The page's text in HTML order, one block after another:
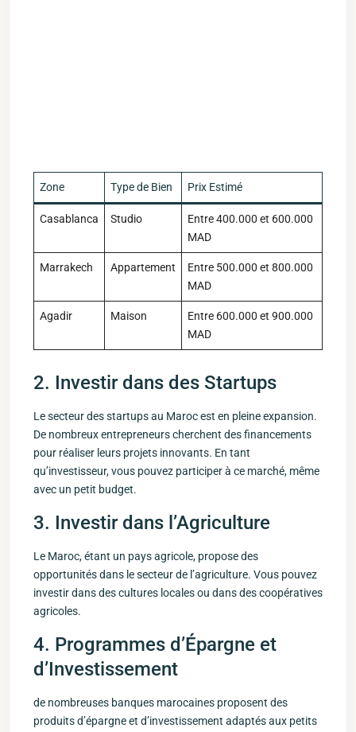
Zone Type de ⁢Bien Prix Estimé
Casablanca Studio
Entre 400.000 et 600.000
MAD
Marrakech Appartement
Entre 500.000 et 800.000
MAD
Agadir Maison
Entre ‌600.000 et 900.000
MAD
2. Investir dans des Startups
Le secteur des startups ‌au Maroc est en pleine expansion.
De nombreux entrepreneurs cherchent des financements
pour réaliser leurs projets‍ innovants. En tant
qu’investisseur, vous pouvez participer à ce marché, même
avec un petit budget.
3. Investir dans l’Agriculture
Le Maroc, étant un pays agricole, propose des​
opportunités dans le secteur de l’agriculture. Vous ​pouvez
investir dans ⁤des cultures locales ou dans des coopératives
agricoles.
4. Programmes d’Épargne et
d’Investissement
de nombreuses banques marocaines proposent des
produits⁣ d’épargne et d’investissement adaptés aux petits